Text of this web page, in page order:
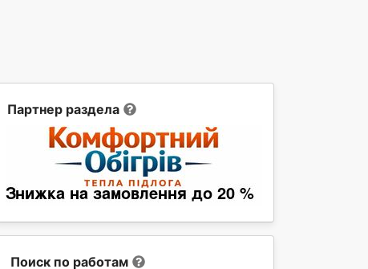
Партнер раздела
Поиск по работам